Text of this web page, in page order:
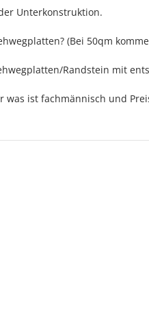
Unterkonstruktion.
(Bei 50qm
Randstein mit
ist fachmännisch und